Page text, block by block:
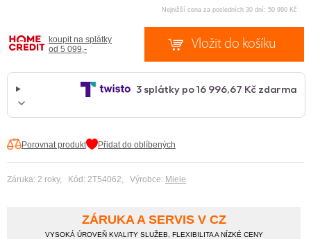
Nejnižší cena za posledních 30 dní: 50 990 Kč
koupit na splátky
od 5 099,-
Porovnat produkt Přidat do oblíbených
Záruka: 2 roky, Kód: 2T54062, Výrobce: Miele
ZÁRUKA A SERVIS V CZ
VYSOKÁ ÚROVEŇ KVALITY SLUŽEB, FLEXIBILITA A NÍZKÉ CENY